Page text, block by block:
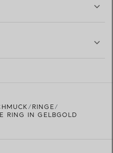
RINGE
RING IN GELBGOLD